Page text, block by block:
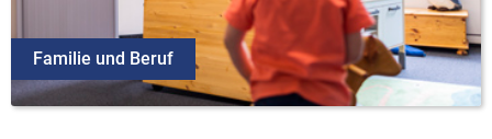
Familie und Beruf